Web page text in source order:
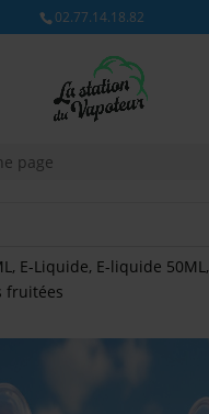
02.77.14.18.82
page
, E-Liquide, E-liquide 50ML,
fruitées